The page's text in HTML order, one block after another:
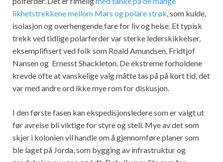
likhetstrekkene mellom Mars og polare strøk, som kulde,
isolasjon og overhengende fare for liv og helse. Et typisk
trekk ved tidlige polarferder var sterke lederskikkelser,
eksemplifisert ved folk som Roald Amundsen, Fridtjof
Nansen og Ernesst Shackleton. De ekstreme forholdene
krevde ofte at vanskelige valg måtte tas på på kort tid, det
var med andre ord ikke mye rom for diskusjon.
I den første fasen kan ekspedisjonsledere som er valgt ut
før avreise bli viktige for styre og stell. Mye av det som
skjer i kolonien vil handle om å gjennomføre planer som
ble laget på Jorda, som bygging av infrastruktur og